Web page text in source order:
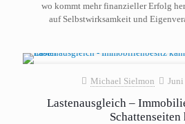
wo kommt mehr finanzieller Erfolg
auf Selbstwirksamkeit und
Michael Sielmon Juni
Lastenausgleich –
Schattenseiten